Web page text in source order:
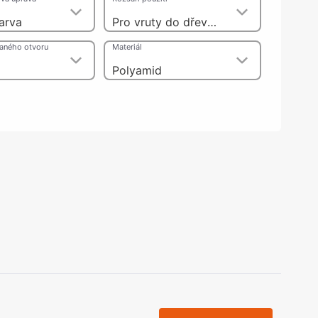
nohy, Nábytkové nohy a
nastavení
kování
kluzáky a kolečka
Pro vruty do dřeva s průměrem závitu do 4 mm
otvoru
Polyamid
Materiál